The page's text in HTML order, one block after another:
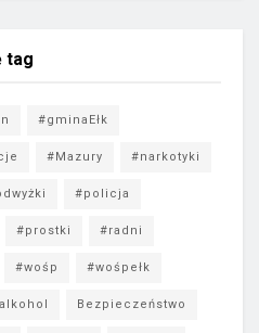
tag
#gminaEłk
#Mazury #narkotyki
#policja
#prostki #radni
#wośp #wośpełk
alkohol Bezpieczeństwo